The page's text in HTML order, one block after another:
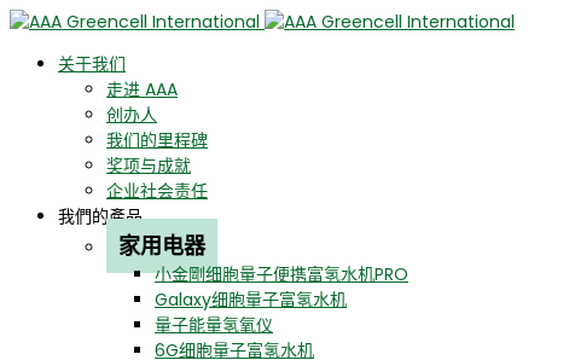
关于我们
走进 AAA
创办人
我们的里程碑
奖项与成就
企业社会责任
我們的產品
家用电器
小金剛细胞量子便携富氢水机PRO
Galaxy细胞量子富氢水机
量子能量氢氧仪
6G细胞量子富氢水机